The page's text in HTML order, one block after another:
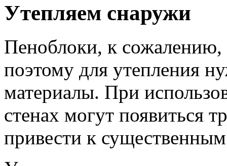
Утепляем снаружи
Пеноблоки, к
поэтому для утепления
материалы. При
стенах могут появиться
привести к